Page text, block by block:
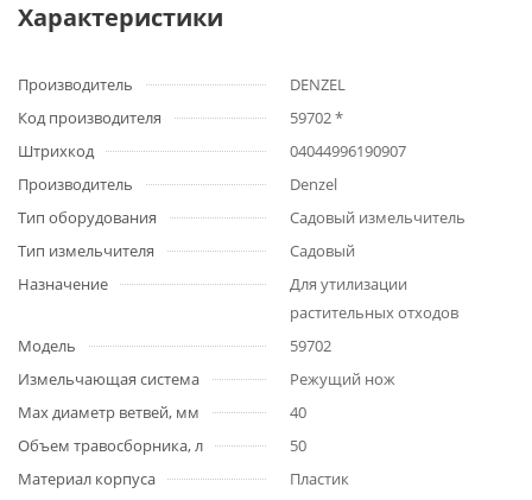
Характеристики
Производитель
DENZEL
Код производителя
59702 *
Штрихкод
04044996190907
Производитель
Denzel
Тип оборудования
Садовый измельчитель
Тип измельчителя
Садовый
Назначение
Для утилизации
растительных отходов
Модель
59702
Измельчающая система
Режущий нож
Мах диаметр ветвей, мм
40
Объем травосборника, л
50
Материал корпуса
Пластик